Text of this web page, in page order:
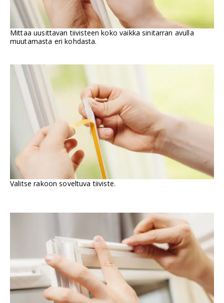
Mittaa uusittavan tiivisteen koko vaikka sinitarran avulla
muutamasta eri kohdasta.
Valitse rakoon soveltuva tiiviste.